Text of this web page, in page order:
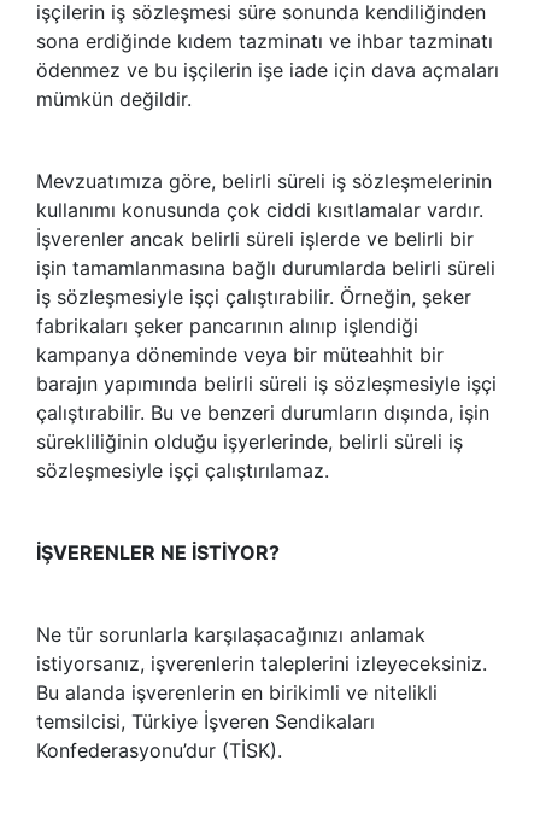
işçilerin iş sözleşmesi süre sonunda kendiliğinden
sona erdiğinde kıdem tazminatı ve ihbar tazminatı
ödenmez ve bu işçilerin işe iade için dava açmaları
mümkün değildir.
Mevzuatımıza göre, belirli süreli iş sözleşmelerinin
kullanımı konusunda çok ciddi kısıtlamalar vardır.
İşverenler ancak belirli süreli işlerde ve belirli bir
işin tamamlanmasına bağlı durumlarda belirli süreli
iş sözleşmesiyle işçi çalıştırabilir. Örneğin, şeker
fabrikaları şeker pancarının alınıp işlendiği
kampanya döneminde veya bir müteahhit bir
barajın yapımında belirli süreli iş sözleşmesiyle işçi
çalıştırabilir. Bu ve benzeri durumların dışında, işin
sürekliliğinin olduğu işyerlerinde, belirli süreli iş
sözleşmesiyle işçi çalıştırılamaz.
İŞVERENLER NE İSTİYOR?
Ne tür sorunlarla karşılaşacağınızı anlamak
istiyorsanız, işverenlerin taleplerini izleyeceksiniz.
Bu alanda işverenlerin en birikimli ve nitelikli
temsilcisi, Türkiye İşveren Sendikaları
Konfederasyonu’dur (TİSK).